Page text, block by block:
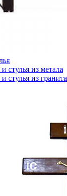
стулья из метала
стулья из гранита